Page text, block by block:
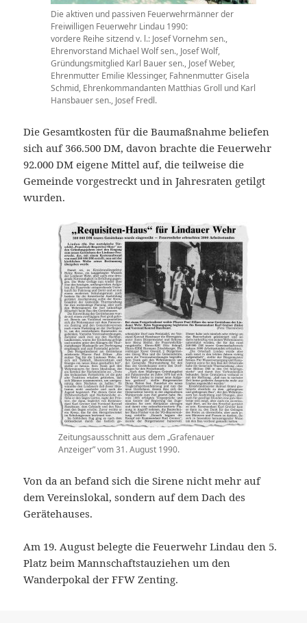
Die aktiven und passiven Feuerwehrmänner der
Freiwilligen Feuerwehr Lindau 1990:
vordere Reihe sitzend v. l.: Josef Vornehm sen.,
Ehrenvorstand Michael Wolf sen., Josef Wolf,
Gründungsmitglied Karl Bauer sen., Josef Weber,
Ehrenmutter Emilie Klessinger, Fahnenmutter Gisela
Schmid, Ehrenkommandanten Matthias Groll und Karl
Hansbauer sen., Josef Fredl.
Die Gesamtkosten für die Baumaßnahme beliefen
sich auf 366.500 DM, davon brachte die Feuerwehr
92.000 DM eigene Mittel auf, die teilweise die
Gemeinde vorgestreckt und in Jahresraten getilgt
wurden.
Zeitungsausschnitt aus dem „Grafenauer
Anzeiger” vom 31. August 1990.
Von da an befand sich die Sirene nicht mehr auf
dem Vereinslokal, sondern auf dem Dach des
Gerätehauses.
Am 19. August belegte die Feuerwehr Lindau den 5.
Platz beim Mannschaftstauziehen um den
Wanderpokal der FFW Zenting.